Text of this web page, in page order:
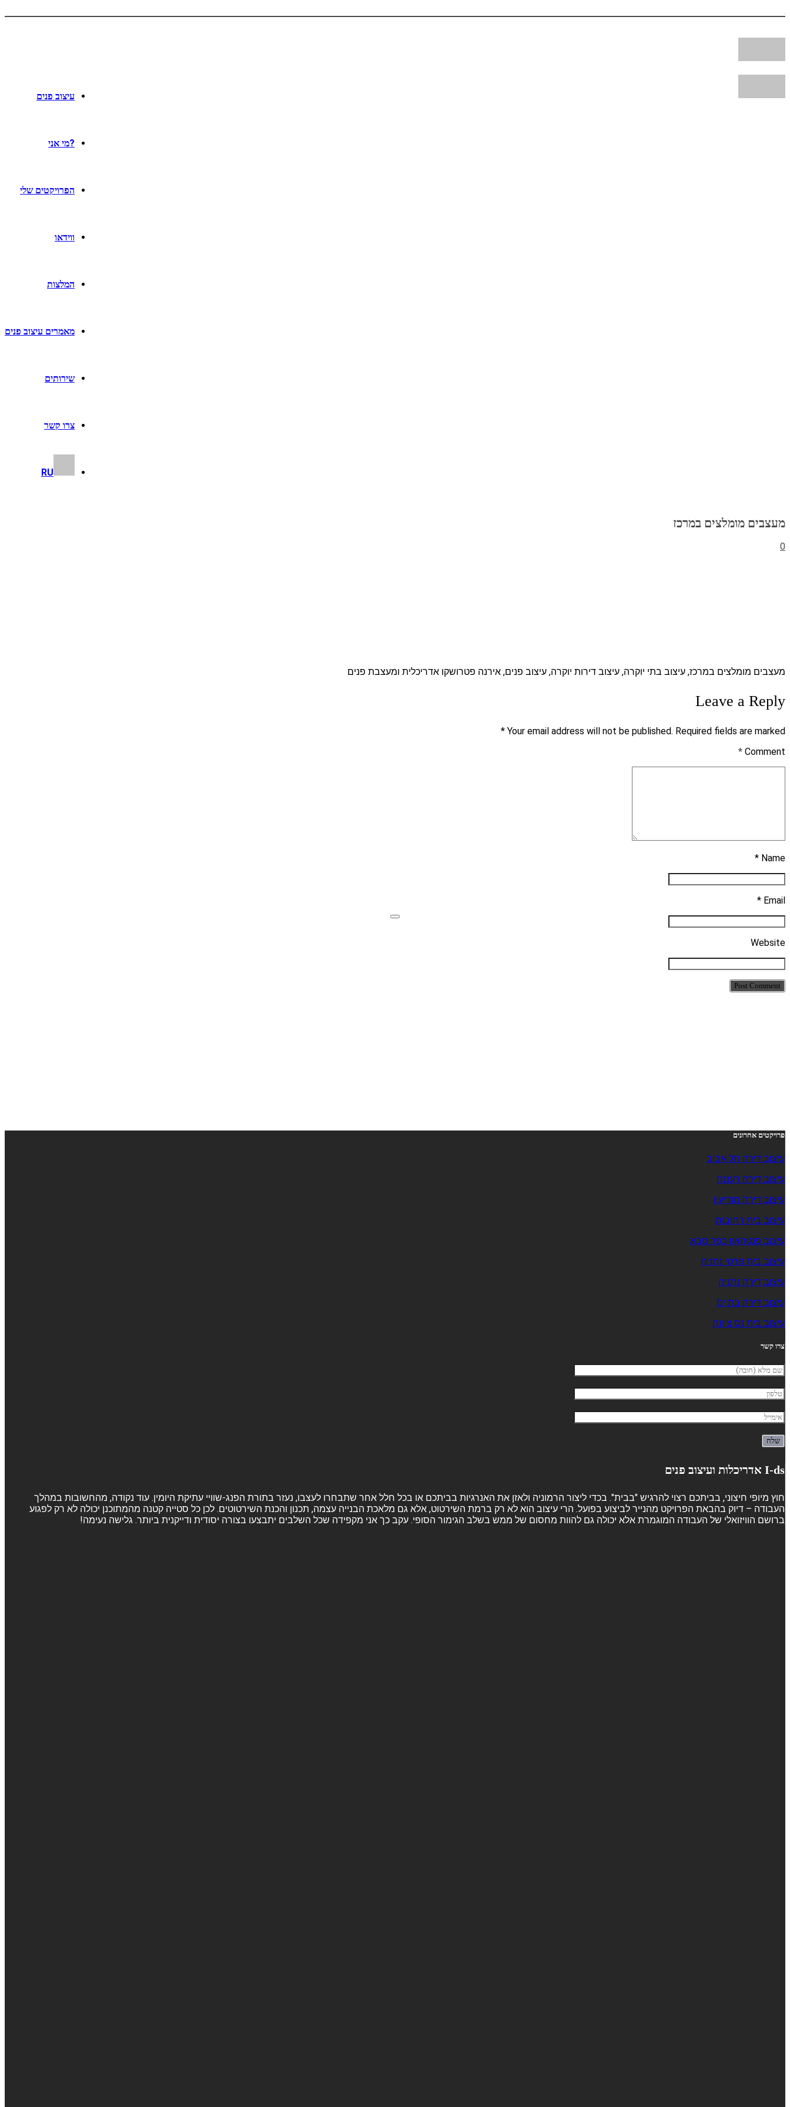
עיצוב פנים
?מי אני
הפרויקטים שלי
ווידאו
המלצות
מאמרים עיצוב פנים
שירותים
צרו קשר
RU
מעצבים מומלצים במרכז
0
מעצבים מומלצים במרכז, עיצוב בתי יוקרה, עיצוב דירות יוקרה, עיצוב פנים, אירנה פטרושקו אדריכלית ומעצבת פנים
Leave a Reply
Your email address will not be published. Required fields are marked *
Comment
*
Name *
Email *
Website
Post Comment
פרויקטים אחרונים
עיצוב דירה תל אביב
עיצוב דירה רעננה
עיצוב דירה מודיעין
עיצוב בית רחובות
עיצוב פנטהאוז כפר סבא
עיצוב בית פרטי נתניה
עיצוב דירה נתניה
עיצוב דירה בת ים
עיצוב בית נס ציונה
צרו קשר
I-ds אדריכלות ועיצוב פנים
חוץ מיופי חיצוני, בביתכם רצוי להרגיש "בבית". בכדי ליצור הרמוניה ולאזן את האנרגיות בביתכם או בכל חלל אחר שתבחרו לעצבו, נעזר בתורת הפנג-שוויי עתיקת היומין. עוד נקודה, מהחשובות במהלך
העבודה – דיוק בהבאת הפרויקט מהנייר לביצוע בפועל. הרי עיצוב הוא לא רק ברמת השירטוט, אלא גם מלאכת הבנייה עצמה, תכנון והכנת השירטוטים. לכן כל סטייה קטנה מהמתוכנן יכולה לא רק לפגוע
ברושם הוויזואלי של העבודה המוגמרת אלא יכולה גם להוות מחסום של ממש בשלב הגימור הסופי. עקב כך אני מקפידה שכל השלבים יתבצעו בצורה יסודית ודייקנית ביותר. גלישה נעימה!